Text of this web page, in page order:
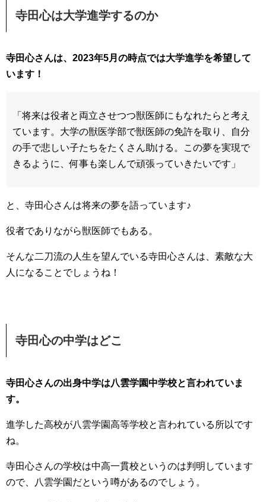
寺田心は大学進学するのか
寺田心さんは、2023年5月の時点では大学進学を希望して
います！
「将来は役者と両立させつつ獣医師にもなれたらと考え
ています。大学の獣医学部で獣医師の免許を取り、自分
の手で悲しい子たちをたくさん助ける。この夢を実現で
きるように、何事も楽しんで頑張っていきたいです」
と、寺田心さんは将来の夢を語っています♪
役者でありながら獣医師でもある。
そんな二刀流の人生を望んでいる寺田心さんは、素敵な大
人になることでしょうね！
寺田心の中学はどこ
寺田心さんの出身中学は八雲学園中学校と言われていま
す。
進学した高校が八雲学園高等学校と言われている所以です
ね。
寺田心さんの学校は中高一貫校というのは判明しています
ので、八雲学園だという噂があるのでしょう。